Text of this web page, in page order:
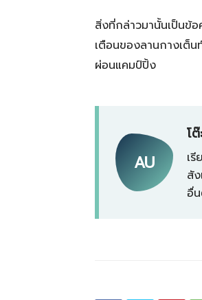
สิ่งที่กล่าวมานั้นเป็นข้
เตือนของลานกางเต็
ผ่อนแคมป์ปิ้ง
AU
โ
เ
สั
อื่